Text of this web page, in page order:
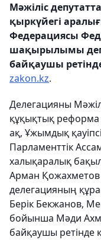
Мәжіліс
қыркүйегі
Федерациясы
шақырылымы
байқаушы
zakon.kz.
Делегацияны
құқықтық реформа
ақ, Ұжымдық
Парламенттік
халықаралық
Арман Қожахметов
делегацияның
Берік Бекжанов,
бойынша Мәди
байқаушы ретінде